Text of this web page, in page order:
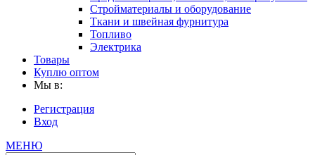
Стройматериалы и оборудование
Ткани и швейная фурнитура
Топливо
Электрика
Товары
Куплю оптом
Мы в:
Регистрация
Вход
МЕНЮ